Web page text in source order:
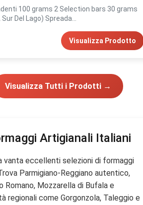
100 grams 2 Selection bars 30 grams
Del Lago) Spreada...
Visualizza Prodotto
Visualizza Tutti i Prodotti →
Artigianali Italiani
vanta eccellenti selezioni di formaggi
Parmigiano-Reggiano autentico,
Romano, Mozzarella di Bufala e
regionali come Gorgonzola, Taleggio e